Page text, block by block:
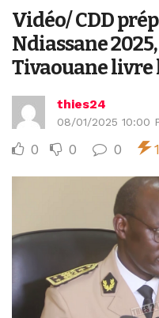
Vidéo/ CDD
Ndiassane
Tivaouane livre
thies24
08/01/2025 10:00
0 0 0